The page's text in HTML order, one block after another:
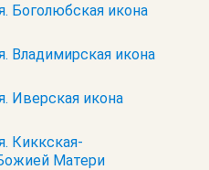
Боголюбская икона
Владимирская икона
Иверская икона
Киккская-
Матери